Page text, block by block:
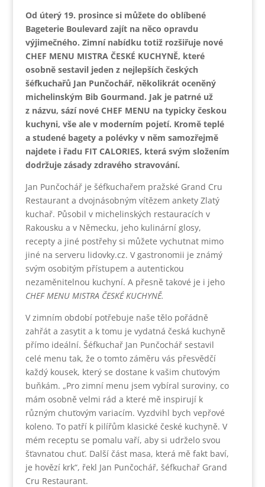
Od úterý 19. prosince si můžete do oblíbené
Bageterie Boulevard zajít na něco opravdu
výjimečného. Zimní nabídku totiž rozšiřuje nové
CHEF MENU MISTRA ČESKÉ KUCHYNĚ, které
osobně sestavil jeden z nejlepších českých
šéfkuchařů Jan Punčochář, několikrát oceněný
michelinským Bib Gourmand. Jak je patrné už
z názvu, sází nové CHEF MENU na typicky českou
kuchyni, vše ale v moderním pojetí. Kromě teplé
a studené bagety a polévky v něm samozřejmě
najdete i řadu FIT CALORIES, která svým složením
dodržuje zásady zdravého stravování.
Jan Punčochář je šéfkuchařem pražské Grand Cru
Restaurant a dvojnásobným vítězem ankety Zlatý
kuchař. Působil v michelinských restauracích v
Rakousku a v Německu, jeho kulinární glosy,
recepty a jiné postřehy si můžete vychutnat mimo
jiné na serveru lidovky.cz. V gastronomii je známý
svým osobitým přístupem a autentickou
nezaměnitelnou kuchyní. A přesně takové je i jeho
CHEF MENU MISTRA ČESKÉ KUCHYNĚ.
V zimním období potřebuje naše tělo pořádně
zahřát a zasytit a k tomu je vydatná česká kuchyně
přímo ideální. Šéfkuchař Jan Punčochář sestavil
celé menu tak, že o tomto záměru vás přesvědčí
každý kousek, který se dostane k vašim chuťovým
buňkám. „Pro zimní menu jsem vybíral suroviny, co
mám osobně velmi rád a které mě inspirují k
různým chuťovým variacím. Vyzdvihl bych vepřové
koleno. To patří k pilířům klasické české kuchyně. V
mém receptu se pomalu vaří, aby si udrželo svou
šťavnatou chuť. Další část masa, která mě fakt baví,
je hovězí krk“, řekl Jan Punčochář, šéfkuchař Grand
Cru Restaurant.